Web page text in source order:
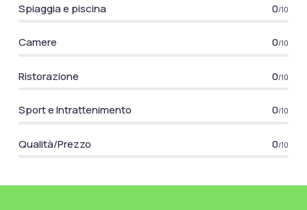
Spiaggia e piscina 0/10
Camere 0/10
Ristorazione 0/10
Sport e Intrattenimento 0/10
Qualità/Prezzo 0/10